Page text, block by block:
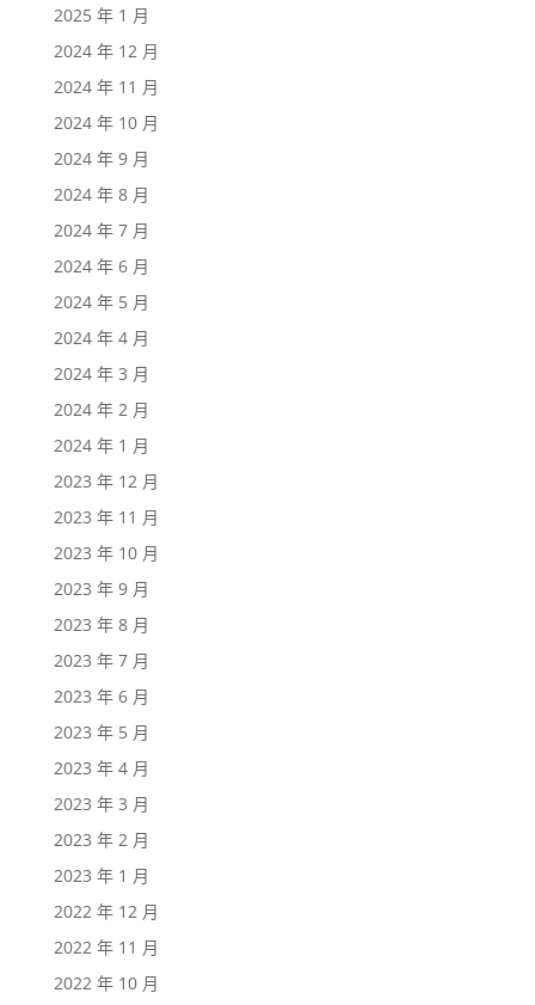
2025 年 1 月
2024 年 12 月
2024 年 11 月
2024 年 10 月
2024 年 9 月
2024 年 8 月
2024 年 7 月
2024 年 6 月
2024 年 5 月
2024 年 4 月
2024 年 3 月
2024 年 2 月
2024 年 1 月
2023 年 12 月
2023 年 11 月
2023 年 10 月
2023 年 9 月
2023 年 8 月
2023 年 7 月
2023 年 6 月
2023 年 5 月
2023 年 4 月
2023 年 3 月
2023 年 2 月
2023 年 1 月
2022 年 12 月
2022 年 11 月
2022 年 10 月